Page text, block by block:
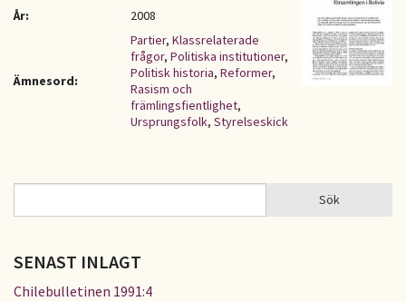
År:
2008
Ämnesord:
Partier, Klassrelaterade
frågor, Politiska institutioner,
Politisk historia, Reformer,
Rasism och
främlingsfientlighet,
Ursprungsfolk, Styrelseskick
SÖKFORMULÄR Sök
SENAST INLAGT
Chilebulletinen 1991:4